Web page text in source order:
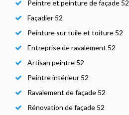
Peintre et peinture de façade 52
Façadier 52
Peinture sur tuile et toiture 52
Entreprise de ravalement 52
Artisan peintre 52
Peintre intérieur 52
Ravalement de façade 52
Rénovation de façade 52